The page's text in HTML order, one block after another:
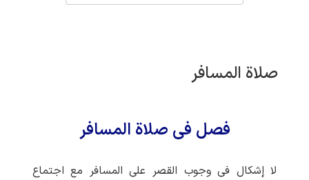
صلاة المسافر
فصل فی صلاة المسافر
لا إشکال فی وجوب القصر علی المسافر مع اجتماع